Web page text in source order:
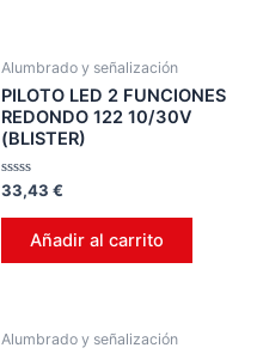
Alumbrado y señalización
PILOTO LED 2 FUNCIONES
REDONDO 122 10/30V
(BLISTER)
Valorado
0
33,43 €
Añadir al carrito
Alumbrado y señalización